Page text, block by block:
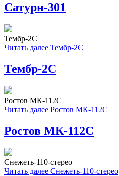
Сатурн-301
Тембр-2С
Читать далее Тембр-2С
Тембр-2С
Ростов МК-112С
Читать далее Ростов МК-112С
Ростов МК-112С
Снежеть-110-стерео
Читать далее Снежеть-110-стерео